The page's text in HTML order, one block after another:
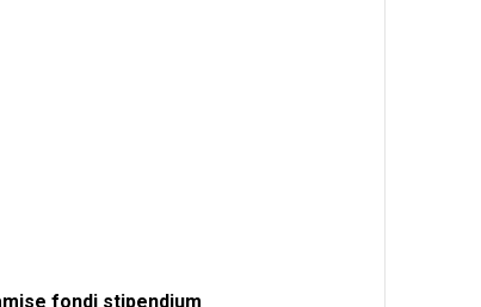
fondi stipendium